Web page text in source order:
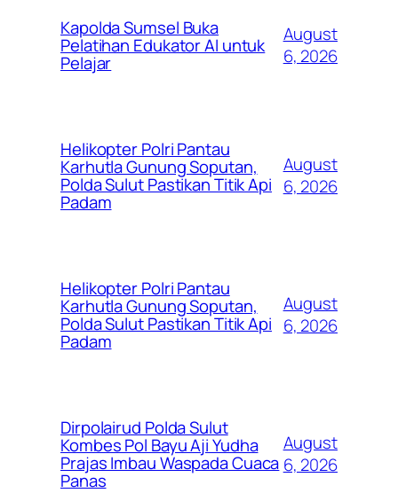
Kapolda Sumsel Buka
Pelatihan Edukator AI untuk
Pelajar
August
6, 2026
Helikopter Polri Pantau
Karhutla Gunung Soputan,
Polda Sulut Pastikan Titik Api
Padam
August
6, 2026
Helikopter Polri Pantau
Karhutla Gunung Soputan,
Polda Sulut Pastikan Titik Api
Padam
August
6, 2026
Dirpolairud Polda Sulut
Kombes Pol Bayu Aji Yudha
Prajas Imbau Waspada Cuaca
Panas
August
6, 2026